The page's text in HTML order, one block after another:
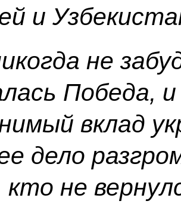
и
не
Победа,
вклад
дело
не